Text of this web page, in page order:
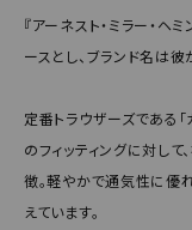
『アーネスト・ミラー・ヘ
ースとし、ブランド名は
定番トラウザーズである「
のフィッティングに対し
徴。軽やかで通気性に優
えています。